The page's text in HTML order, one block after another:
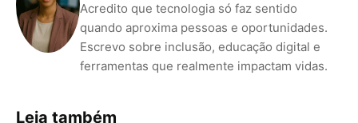
Acredito que tecnologia só faz sentido
quando aproxima pessoas e oportunidades.
Escrevo sobre inclusão, educação digital e
ferramentas que realmente impactam vidas.
Leia também